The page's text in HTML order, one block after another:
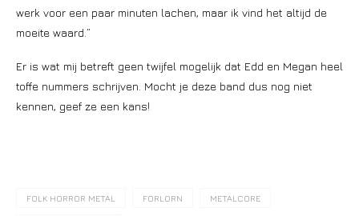
werk voor een paar minuten lachen, maar ik vind het altijd de
moeite waard.”
Er is wat mij betreft geen twijfel mogelijk dat Edd en Megan heel
toffe nummers schrijven. Mocht je deze band dus nog niet
kennen, geef ze een kans!
FOLK HORROR METAL FORLORN METALCORE